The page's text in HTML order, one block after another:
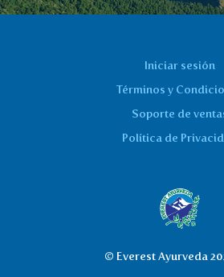
Iniciar sesión
Términos y
Soporte de
Política de
© Everest Ayurveda